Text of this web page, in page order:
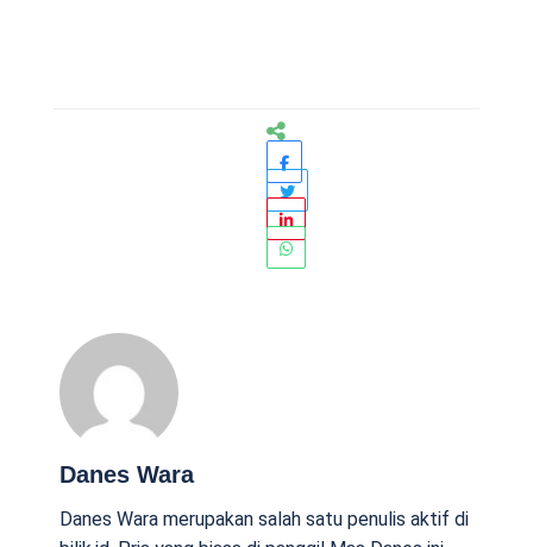
Danes Wara
Danes Wara merupakan salah satu penulis aktif di